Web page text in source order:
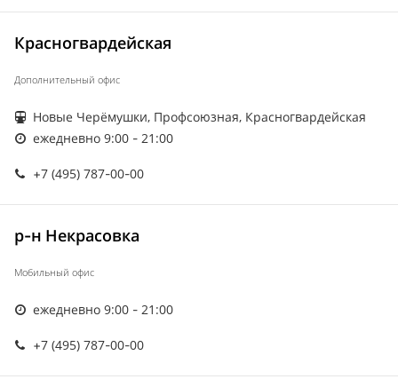
Красногвардейская
Дополнительный офис
Новые Черёмушки, Профсоюзная, Красногвардейская
ежедневно 9:00 - 21:00
+7 (495) 787-00-00
р-н Некрасовка
Мобильный офис
ежедневно 9:00 - 21:00
+7 (495) 787-00-00